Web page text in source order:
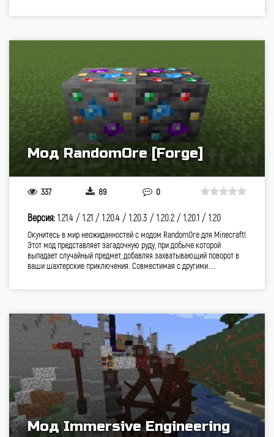
Мод RandomOre [Forge]
337 89 0
Версия: 1.21.4 / 1.21 / 1.20.4 / 1.20.3 / 1.20.2 / 1.20.1 / 1.20
Окунитесь в мир неожиданностей с модом RandomOre для Minecraft!
Этот мод представляет загадочную руду, при добыче которой
выпадает случайный предмет, добавляя захватывающий поворот в
ваши шахтерские приключения. Совместимая с другими…
Мод Immersive Engineering